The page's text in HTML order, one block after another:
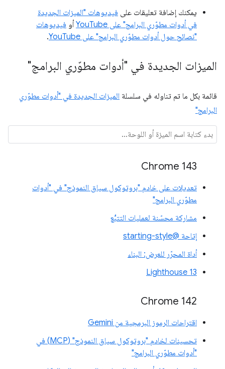
يمكنك إضافة تعليقات على فيديوهات "الميزات الجديدة
في أدوات مطوّري البرامج" على YouTube
أو فيديوهات
"نصائح حول أدوات مطوّري البرامج" على YouTube
.
الميزات الجديدة في "أدوات مطوّري البرامج"
قائمة بكل ما تم تناوله في سلسلة الميزات الجديدة في "أدوات مطوّري
البرامج"
Chrome 143
تعديلات على خادم "بروتوكول سياق النموذج" في "أدوات
مطوّري البرامج"
مشاركة محسّنة لعمليات التتبُّع
إتاحة @starting-style
أداة المحرّر للعرض: البناء
Lighthouse 13
Chrome 142
اقتراحات الرموز البرمجية من Gemini
تحسينات لخادم "بروتوكول سياق النموذج" (MCP) في
"أدوات مطوّري البرامج"